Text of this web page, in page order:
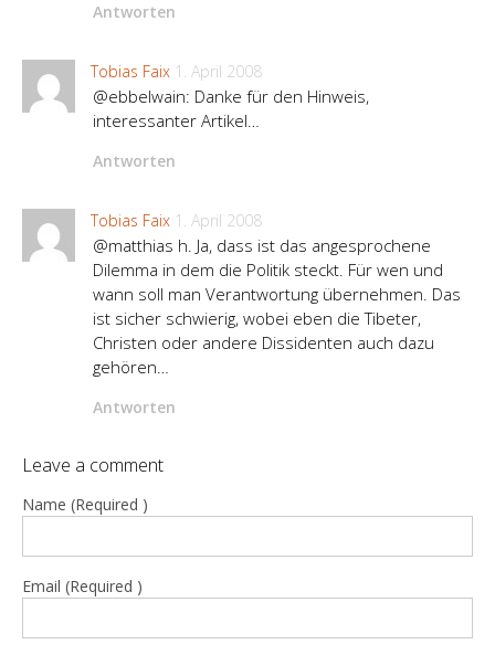
Antworten
Tobias Faix 1. April 2008
@ebbelwain: Danke für den Hinweis,
interessanter Artikel…
Antworten
Tobias Faix 1. April 2008
@matthias h. Ja, dass ist das angesprochene
Dilemma in dem die Politik steckt. Für wen und
wann soll man Verantwortung übernehmen. Das
ist sicher schwierig, wobei eben die Tibeter,
Christen oder andere Dissidenten auch dazu
gehören…
Antworten
Leave a comment
Name (Required )
Email (Required )